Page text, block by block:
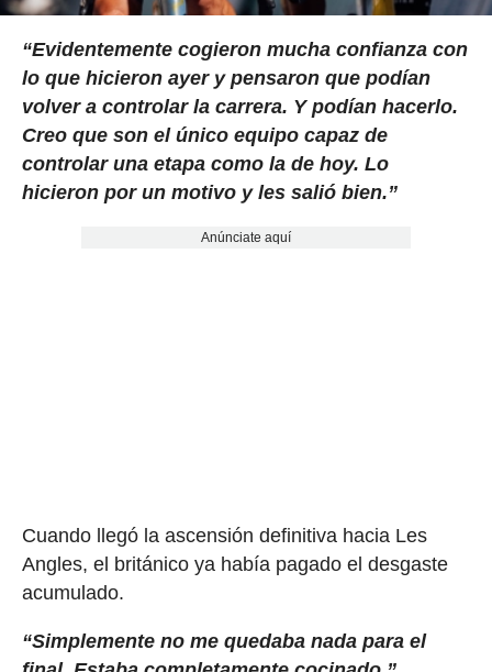
“Evidentemente cogieron mucha confianza con
lo que hicieron ayer y pensaron que podían
volver a controlar la carrera. Y podían hacerlo.
Creo que son el único equipo capaz de
controlar una etapa como la de hoy. Lo
hicieron por un motivo y les salió bien.”
Anúnciate aquí
Cuando llegó la ascensión definitiva hacia Les
Angles, el británico ya había pagado el desgaste
acumulado.
“Simplemente no me quedaba nada para el